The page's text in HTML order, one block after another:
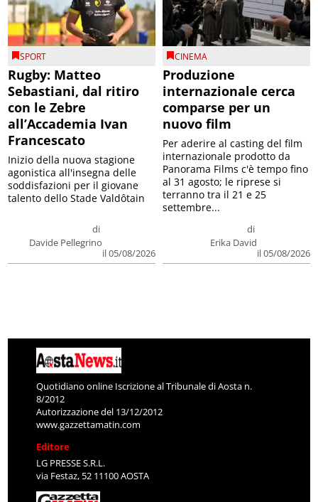
SPORT
Rugby: Matteo
Sebastiani, dal ritiro
con le Zebre
all’Accademia Ivan
Francescato
di
Davide Pellegrino
il 05/08/2026
Inizio della nuova stagione
agonistica all'insegna delle
soddisfazioni per il giovane
talento dello Stade Valdôtain
CINEMA
Produzione
internazionale cerca
comparse per un
nuovo film
di
Erika David
il 05/08/2026
Per aderire al casting del film
internazionale prodotto da
Panorama Films c'è tempo fino
al 31 agosto; le riprese si
terranno tra il 21 e 25
settembre...
Quotidiano online Iscrizione al Tribunale di Aosta n.
8/2012
Autorizzazione del 13/12/2012
www.gazzettamatin.com
Editore
LG PRESSE S.R.L.
via Festaz, 52 11100 AOSTA